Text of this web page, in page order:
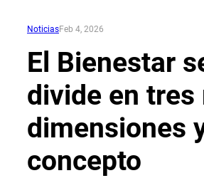
NoticiasFeb 4, 2026
El Bienestar
divide en tres
dimensiones
concepto